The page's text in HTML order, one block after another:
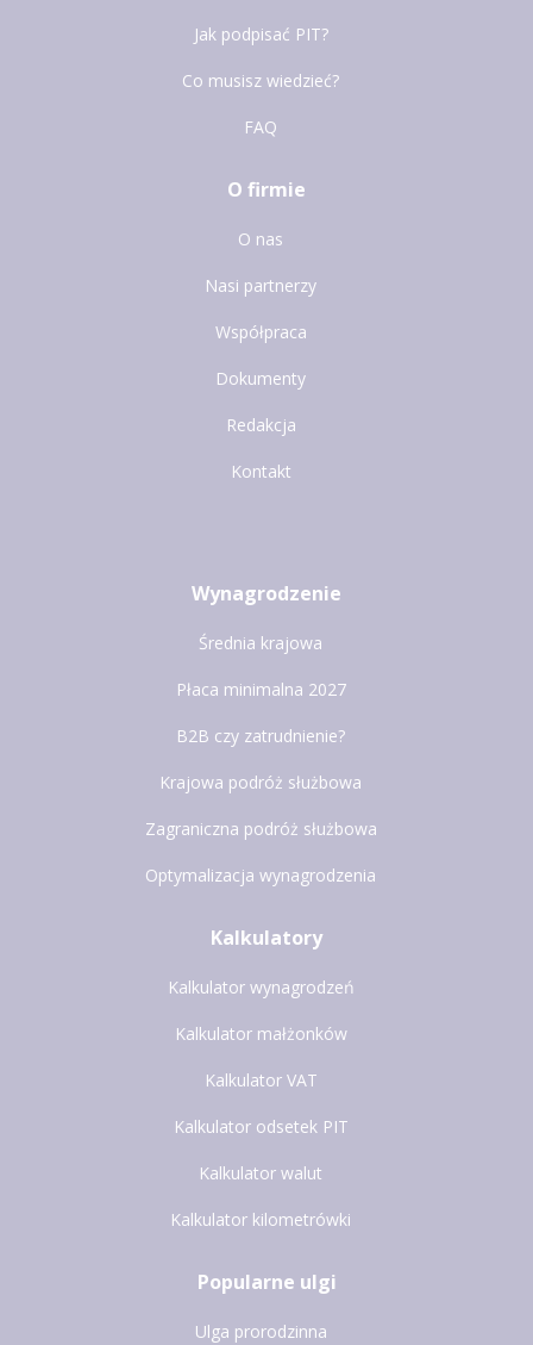
Jak podpisać PIT?
Co musisz wiedzieć?
FAQ
O firmie
O nas
Nasi partnerzy
Współpraca
Dokumenty
Redakcja
Kontakt
Wynagrodzenie
Średnia krajowa
Płaca minimalna 2027
B2B czy zatrudnienie?
Krajowa podróż służbowa
Zagraniczna podróż służbowa
Optymalizacja wynagrodzenia
Kalkulatory
Kalkulator wynagrodzeń
Kalkulator małżonków
Kalkulator VAT
Kalkulator odsetek PIT
Kalkulator walut
Kalkulator kilometrówki
Popularne ulgi
Ulga prorodzinna